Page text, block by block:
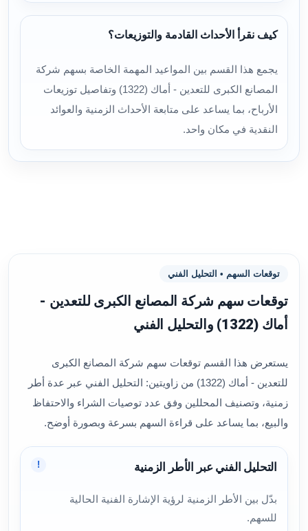
كيف نقرأ الأحداث القادمة والتوزيعات؟
يجمع هذا القسم بين المواعيد المهمة الخاصة بسهم شركة
المصانع الكبرى للتعدين - أماك (1322) وتفاصيل توزيعات
الأرباح، بما يساعد على متابعة الأحداث الزمنية والعوائد
النقدية في مكان واحد.
توقعات السهم • التحليل الفني
توقعات سهم شركة المصانع الكبرى للتعدين -
أماك (1322) والتحليل الفني
يستعرض هذا القسم توقعات سهم شركة المصانع الكبرى
للتعدين - أماك (1322) من زاويتين: التحليل الفني عبر عدة أطر
زمنية، وتصنيف المحللين وفق عدد توصيات الشراء والاحتفاظ
والبيع، بما يساعد على قراءة السهم بسرعة وبصورة أوضح.
التحليل الفني عبر الأطر الزمنية
بدّل بين الأطر الزمنية لرؤية الإشارة الفنية الحالية
للسهم.
!